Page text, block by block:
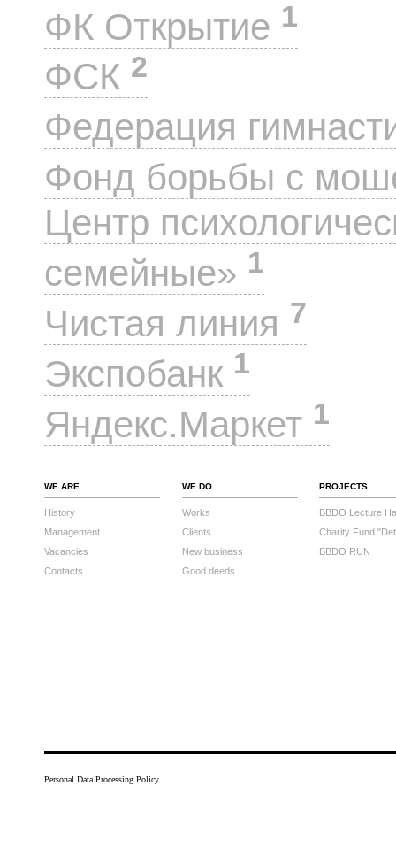
ФК Открытие 1
ФСК 2
Федерация
Фонд борьбы с
Центр
семейные» 1
Чистая линия 7
Экспобанк 1
Яндекс.Маркет 1
WE ARE
History
Management
Vacancies
Contacts
WE DO
Works
Clients
New business
Good deeds
PROJECTS
BBDO Lecture
Charity Fund
BBDO RUN
Personal Data Processing Policy